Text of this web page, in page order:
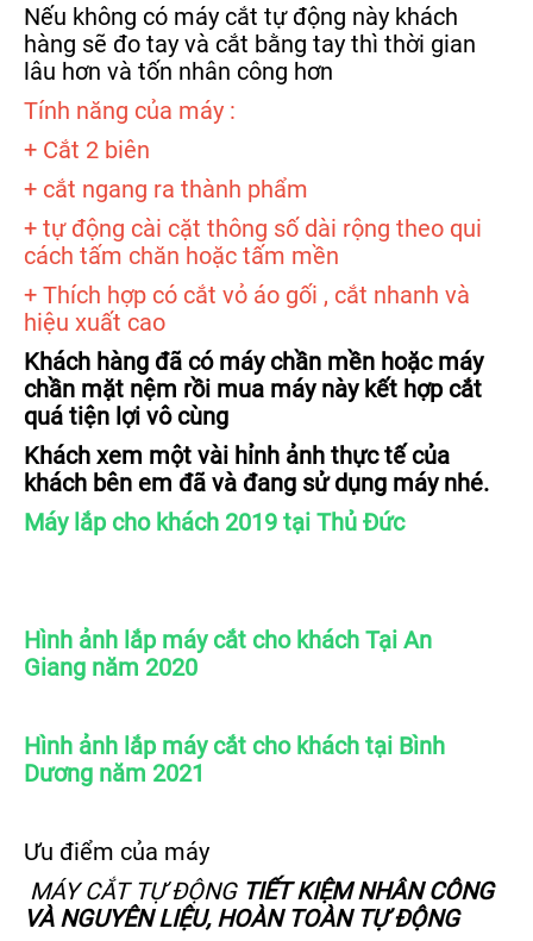
Nếu không có máy cắt tự động này khách
hàng sẽ đo tay và cắt bằng tay thì thời gian
lâu hơn và tốn nhân công hơn
Tính năng của máy :
+ Cắt 2 biên
+ cắt ngang ra thành phẩm
+ tự động cài cặt thông số dài rộng theo qui
cách tấm chăn hoặc tấm mền
+ Thích hợp có cắt vỏ áo gối , cắt nhanh và
hiệu xuất cao
Khách hàng đã có máy chần mền hoặc máy
chần mặt nệm rồi mua máy này kết hợp cắt
quá tiện lợi vô cùng
Khách xem một vài hỉnh ảnh thực tế của
khách bên em đã và đang sử dụng máy nhé.
Máy lắp cho khách 2019 tại Thủ Đức
Hình ảnh lắp máy cắt cho khách Tại An
Giang năm 2020
Hình ảnh lắp máy cắt cho khách tại Bình
Dương năm 2021
Ưu điểm của máy
MÁY CẮT TỰ ĐỘNGTIẾT KIỆM NHÂN CÔNG
VÀ NGUYÊN LIỆU, HOÀN TOÀN TỰ ĐỘNG